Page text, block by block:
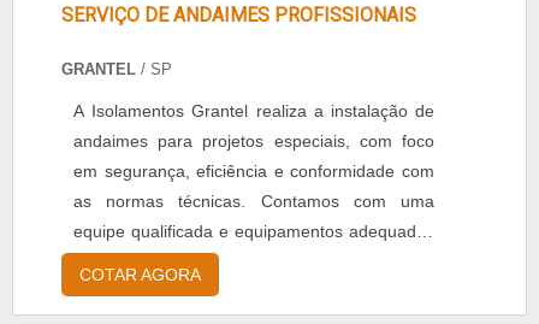
SERVIÇO DE ANDAIMES PROFISSIONAIS
GRANTEL / SP
A Isolamentos Grantel realiza a instalação de
andaimes para projetos especiais, com foco
em segurança, eficiência e conformidade com
as normas técnicas. Contamos com uma
equipe qualificada e equipamentos adequados
para atender às necessidades específicas de
cada obra, sempre priorizando a qualidade e a
COTAR AGORA